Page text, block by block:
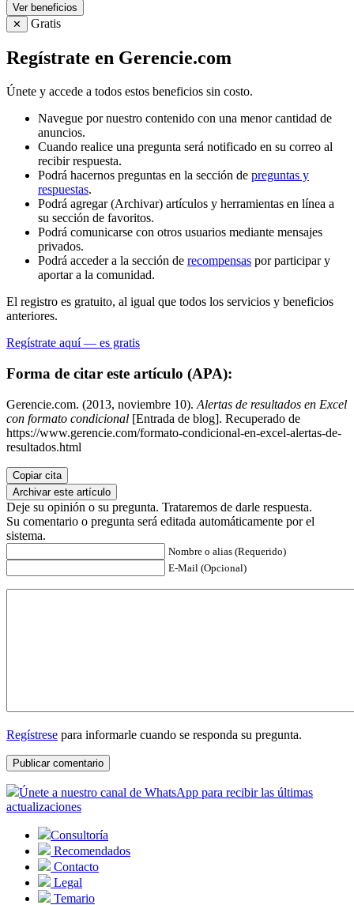
Ver beneficios
✕
Gratis
Regístrate en Gerencie.com
Únete y accede a todos estos beneficios sin costo.
Navegue por nuestro contenido con una menor cantidad de
anuncios.
Cuando realice una pregunta será notificado en su correo al
recibir respuesta.
Podrá hacernos preguntas en la sección de preguntas y
respuestas.
Podrá agregar (Archivar) artículos y herramientas en línea a
su sección de favoritos.
Podrá comunicarse con otros usuarios mediante mensajes
privados.
Podrá acceder a la sección de recompensas por participar y
aportar a la comunidad.
El registro es gratuito, al igual que todos los servicios y beneficios
anteriores.
Regístrate aquí — es gratis
Forma de citar este artículo (APA):
Gerencie.com. (2013, noviembre 10). Alertas de resultados en Excel
con formato condicional [Entrada de blog]. Recuperado de
https://www.gerencie.com/formato-condicional-en-excel-alertas-de-
resultados.html
Copiar cita
Archivar este artículo
Deje su opinión o su pregunta. Trataremos de darle respuesta.
Su comentario o pregunta será editada automáticamente por el
sistema.
Nombre o alias (Requerido)
E-Mail (Opcional)
Regístrese para informarle cuando se responda su pregunta.
Únete a nuestro canal de WhatsApp para recibir las últimas
actualizaciones
Consultoría
Recomendados
Contacto
Legal
Temario